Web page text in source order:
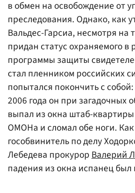
в обмен на освобождение от
преследования. Однако, как
Вальдес-Гарсиа, несмотря на
придан статус охраняемого в
программы защиты
стал пленником российских
попытался покончить с собой:
2006 года он при загадочных
выпал из окна штаб-
ОМОНа и сломал обе ноги.
гособвинитель по делу
Лебедева прокурорВалерий
падения из окна испанец был